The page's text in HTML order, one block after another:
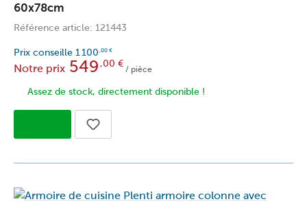
60x78cm
Référence article: 121443
Prix conseille 1 100 ,00 €
Notre prix 549 ,00 €
/ pièce
Assez de stock, directement disponible !